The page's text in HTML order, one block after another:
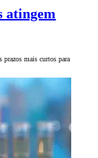
atingem
prazos mais curtos para